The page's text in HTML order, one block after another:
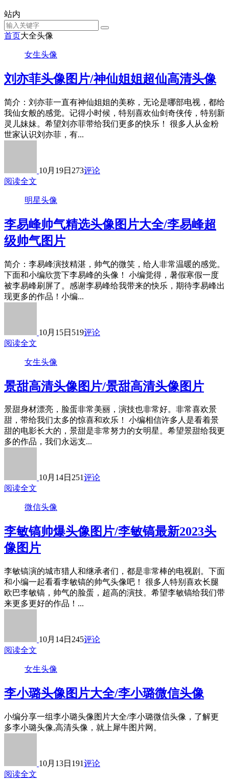
站内
首页大全头像
女生头像
刘亦菲头像图片/神仙姐姐超仙高清头像
简介：刘亦菲一直有神仙姐姐的美称，无论是哪部电视，都给
我仙女般的感觉。记得小时候，特别喜欢仙剑奇侠传，特别新
灵儿妹妹。希望刘亦菲带给我们更多的快乐！ 很多人从金粉
世家认识刘亦菲，有...
10月19日 273评论
阅读全文
明星头像
李易峰帅气精选头像图片大全/李易峰超
级帅气图片
简介：李易峰演技精湛，帅气的微笑，给人非常温暖的感觉。
下面和小编欣赏下李易峰的头像！ 小编觉得，暑假寒假一度
被李易峰刷屏了。感谢李易峰给我带来的快乐，期待李易峰出
现更多的作品！小编...
10月15日 519评论
阅读全文
女生头像
景甜高清头像图片/景甜高清头像图片
景甜身材漂亮，脸蛋非常美丽，演技也非常好。非常喜欢景
甜，带给我们太多的惊喜和欢乐！ 小编相信许多人是看着景
甜的电影长大的，景甜是非常努力的女明星。希望景甜给我更
多的作品，我们永远支...
10月14日 251评论
阅读全文
微信头像
李敏镐帅爆头像图片/李敏镐最新2023头
像图片
李敏镐演的城市猎人和继承者们，都是非常棒的电视剧。下面
和小编一起看看李敏镐的帅气头像吧！ 很多人特别喜欢长腿
欧巴李敏镐，帅气的脸蛋，超高的演技。希望李敏镐给我们带
来更多更好的作品！...
10月14日 245评论
阅读全文
女生头像
李小璐头像图片大全/李小璐微信头像
小编分享一组李小璐头像图片大全/李小璐微信头像，了解更
多李小璐头像,高清头像，就上犀牛图片网。
10月13日 191评论
阅读全文